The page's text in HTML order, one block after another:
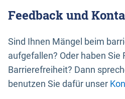
Feedback und
Sind Ihnen Mängel beim
aufgefallen? Oder haben Sie
Barrierefreiheit? Dann
benutzen Sie dafür unser